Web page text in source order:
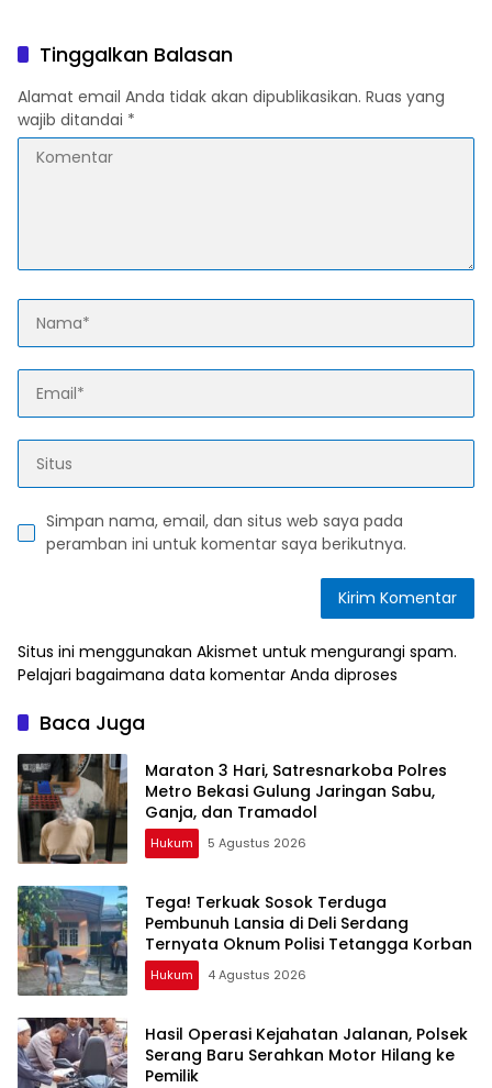
Tinggalkan Balasan
Alamat email Anda tidak akan dipublikasikan. Ruas yang
wajib ditandai *
Simpan nama, email, dan situs web saya pada
peramban ini untuk komentar saya berikutnya.
Situs ini menggunakan Akismet untuk mengurangi spam.
Pelajari bagaimana data komentar Anda diproses
Baca Juga
Maraton 3 Hari, Satresnarkoba Polres
Metro Bekasi Gulung Jaringan Sabu,
Ganja, dan Tramadol
Hukum 5 Agustus 2026
Tega! Terkuak Sosok Terduga
Pembunuh Lansia di Deli Serdang
Ternyata Oknum Polisi Tetangga Korban
Hukum 4 Agustus 2026
Hasil Operasi Kejahatan Jalanan, Polsek
Serang Baru Serahkan Motor Hilang ke
Pemilik